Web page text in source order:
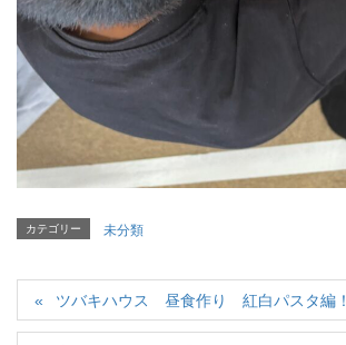
カテゴリー 未分類
ツバキハウス 昼食作り 紅白パスタ編！